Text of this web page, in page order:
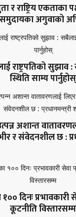
र राष्ट्रिय एकताका
समुदायका अगुवाको
राष्ट्रपतिको
स्थिति साम्य पार्नुहोस्
अशान्त
र संवेदनशील छ :
१०० दिनः
कूटनीति विस्तारसम्म